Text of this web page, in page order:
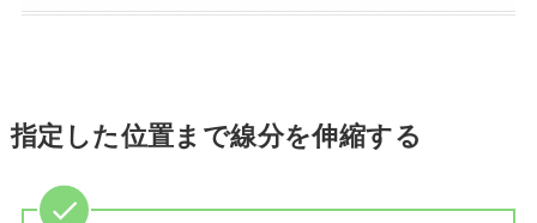
指定した位置まで線分を伸縮する